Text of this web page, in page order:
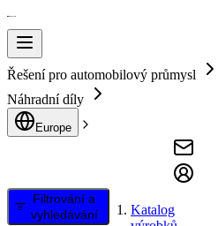
Řešení pro automobilový průmysl
Náhradní díly
Europe
Filtrování a
vyhledávání
Katalog